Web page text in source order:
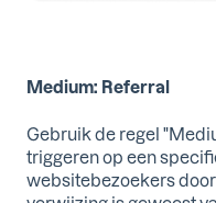
Medium: Referral
Gebruik de regel
triggeren op een
websitebezoekers